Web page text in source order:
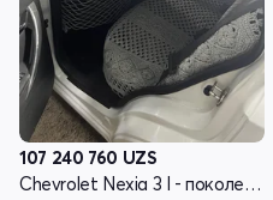
107 240 760 UZS
Chevrolet Nexia 3 I - поколение